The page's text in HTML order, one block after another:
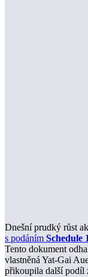
Dnešní prudký růst
s podáním Schedule
Tento dokument
vlastněná Yat-Gai
přikoupila další podíl